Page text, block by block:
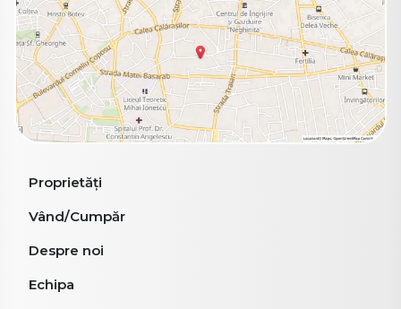
Proprietăți
Vând/Cumpăr
Despre noi
Echipa